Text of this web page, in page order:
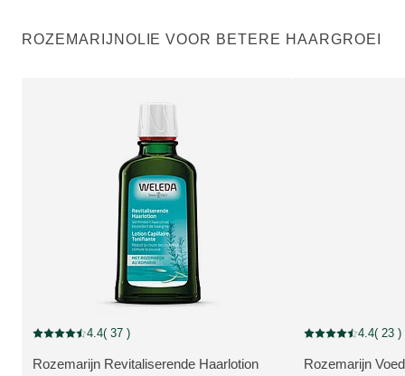
ROZEMARIJNOLIE VOOR BETERE HAARGROEI
BEKIJK PRODUCT:
Rozemarijn Revitaliserende Haarlotion
Beoordeling: 4.4 van 5 beoordeeld door 37 personen
4.4( 37 )
BEKIJK
Rozemarijn
Beoordeling: 4.4
4.4( 23 )